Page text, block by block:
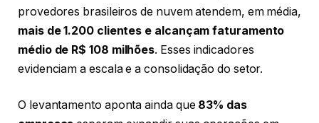
provedores brasileiros de nuvem atendem, em média,
mais de 1.200 clientes e alcançam faturamento
médio de R$ 108 milhões. Esses indicadores
evidenciam a escala e a consolidação do setor.
O levantamento aponta ainda que 83% das